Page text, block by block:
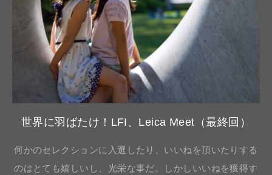
世界に羽ばたけ！LFI、Leica Meet（最終回）
何かのセレクションに入選したり、いいねを頂いたりする
のはとても嬉しいし、光栄な事だ。しかしいいねを獲得す